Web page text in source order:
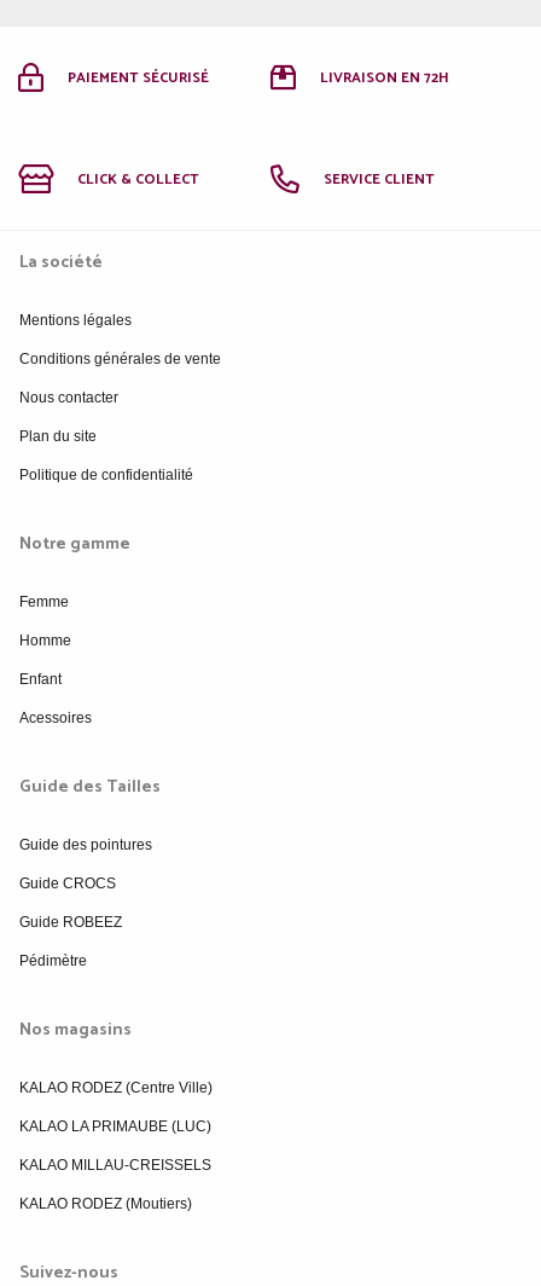
PAIEMENT SÉCURISÉ LIVRAISON EN 72H
CLICK & COLLECT SERVICE CLIENT
La société
Mentions légales
Conditions générales de vente
Nous contacter
Plan du site
Politique de confidentialité
Notre gamme
Femme
Homme
Enfant
Acessoires
Guide des Tailles
Guide des pointures
Guide CROCS
Guide ROBEEZ
Pédimètre
Nos magasins
KALAO RODEZ (Centre Ville)
KALAO LA PRIMAUBE (LUC)
KALAO MILLAU-CREISSELS
KALAO RODEZ (Moutiers)
Suivez-nous